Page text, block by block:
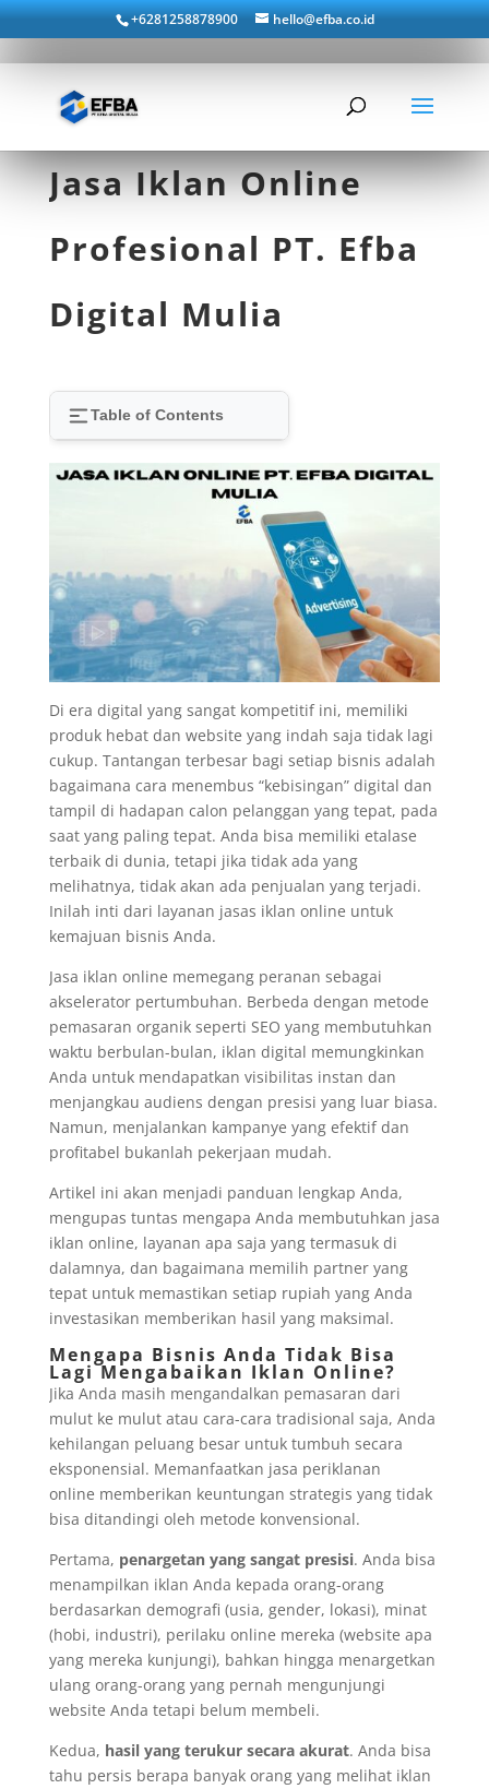
+6281258878900 hello@efba.co.id
Jasa Iklan Online
Profesional PT. Efba
Digital Mulia
Table of Contents
Di era digital yang sangat kompetitif ini, memiliki
produk hebat dan website yang indah saja tidak lagi
cukup. Tantangan terbesar bagi setiap bisnis adalah
bagaimana cara menembus “kebisingan” digital dan
tampil di hadapan calon pelanggan yang tepat, pada
saat yang paling tepat. Anda bisa memiliki etalase
terbaik di dunia, tetapi jika tidak ada yang
melihatnya, tidak akan ada penjualan yang terjadi.
Inilah inti dari layanan jasas iklan online untuk
kemajuan bisnis Anda.
Jasa iklan online memegang peranan sebagai
akselerator pertumbuhan. Berbeda dengan metode
pemasaran organik seperti SEO yang membutuhkan
waktu berbulan-bulan, iklan digital memungkinkan
Anda untuk mendapatkan visibilitas instan dan
menjangkau audiens dengan presisi yang luar biasa.
Namun, menjalankan kampanye yang efektif dan
profitabel bukanlah pekerjaan mudah.
Artikel ini akan menjadi panduan lengkap Anda,
mengupas tuntas mengapa Anda membutuhkan jasa
iklan online, layanan apa saja yang termasuk di
dalamnya, dan bagaimana memilih partner yang
tepat untuk memastikan setiap rupiah yang Anda
investasikan memberikan hasil yang maksimal.
Mengapa Bisnis Anda Tidak Bisa
Lagi Mengabaikan Iklan Online?
Jika Anda masih mengandalkan pemasaran dari
mulut ke mulut atau cara-cara tradisional saja, Anda
kehilangan peluang besar untuk tumbuh secara
eksponensial. Memanfaatkan jasa periklanan
online memberikan keuntungan strategis yang tidak
bisa ditandingi oleh metode konvensional.
Pertama, penargetan yang sangat presisi. Anda bisa
menampilkan iklan Anda kepada orang-orang
berdasarkan demografi (usia, gender, lokasi), minat
(hobi, industri), perilaku online mereka (website apa
yang mereka kunjungi), bahkan hingga menargetkan
ulang orang-orang yang pernah mengunjungi
website Anda tetapi belum membeli.
Kedua, hasil yang terukur secara akurat. Anda bisa
tahu persis berapa banyak orang yang melihat iklan